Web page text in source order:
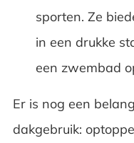
sporten. Ze
in een drukke
een zwembad
Er is nog een
dakgebruik: